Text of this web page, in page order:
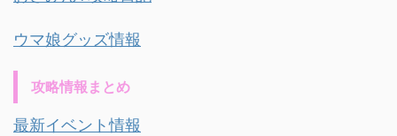
ウマ娘グッズ情報
攻略情報まとめ
最新イベント情報